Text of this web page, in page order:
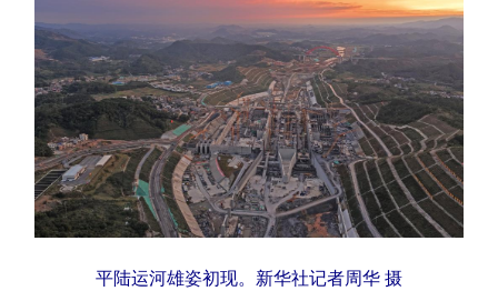
图片 中央文件 金融 汽车
食品 人居 信息化 乡村振兴
溯源中国 城市 旅游 能源
会展 彩票 娱乐 时尚
悦读 公益 书画 一带一路
上市公司 文化产业
平陆运河雄姿初现。新华社记者周华 摄